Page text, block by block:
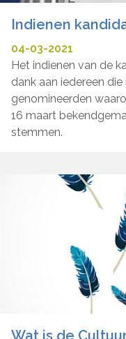
Indienen
04-03-2021
Het indienen van de
dank aan iedereen
genomineerden
16 maart
stemmen.